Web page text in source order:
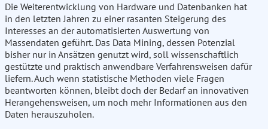
Die Weiterentwicklung von Hardware und Datenbanken hat
in den letzten Jahren zu einer rasanten Steigerung des
Interesses an der automatisierten Auswertung von
Massendaten geführt. Das Data Mining, dessen Potenzial
bisher nur in Ansätzen genutzt wird, soll wissenschaftlich
gestützte und praktisch anwendbare Verfahrensweisen dafür
liefern. Auch wenn statistische Methoden viele Fragen
beantworten können, bleibt doch der Bedarf an innovativen
Herangehensweisen, um noch mehr Informationen aus den
Daten herauszuholen.